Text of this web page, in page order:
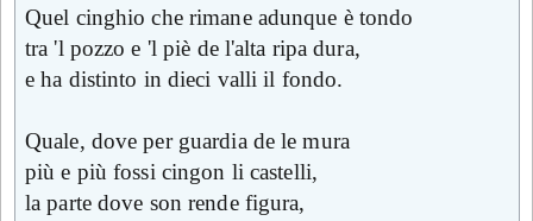
Quel cinghio che rimane adunque è tondo
tra 'l pozzo e 'l piè de l'alta ripa dura,
e ha distinto in dieci valli il fondo.
Quale, dove per guardia de le mura
più e più fossi cingon li castelli,
la parte dove son rende figura,